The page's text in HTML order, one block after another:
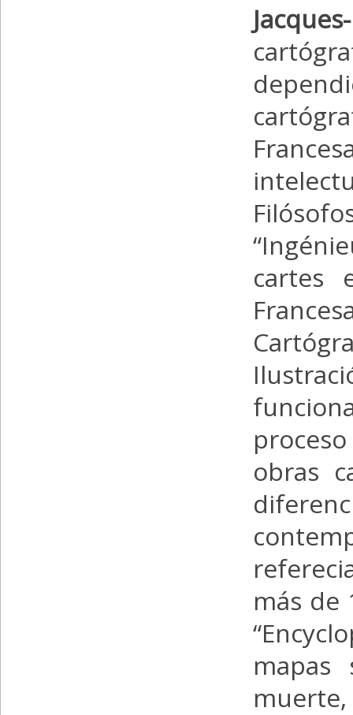
cartes
obras
más de
mapas
muerte,